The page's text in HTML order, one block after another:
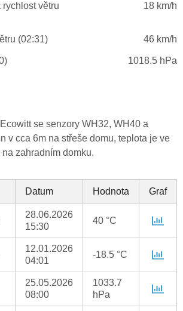
větru
18 km/h
(02:31) 46 km/h
1018.5 hPa
se senzory WH32, WH40 a
v cca 6m na střeše domu, teplota je ve
zahradním domku.
Datum Hodnota Graf
28.06.2026
15:30
40 °C
12.01.2026
04:01
-18.5 °C
25.05.2026
08:00
1033.7
hPa